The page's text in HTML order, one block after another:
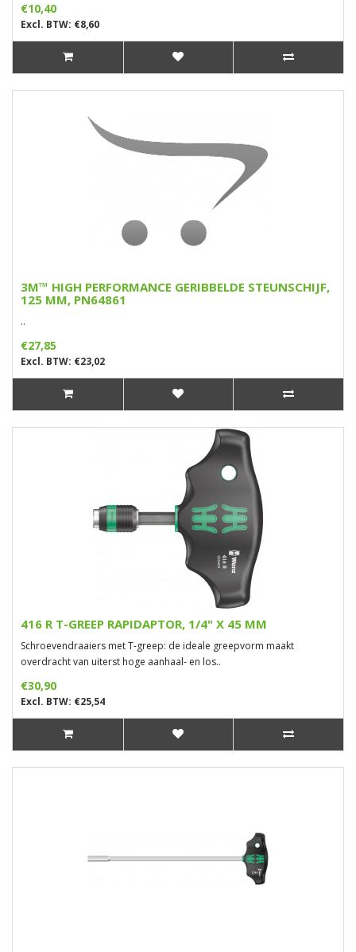
€10,40
Excl. BTW: €8,60
3M™ HIGH PERFORMANCE GERIBBELDE STEUNSCHIJF,
125 MM, PN64861
..
€27,85
Excl. BTW: €23,02
416 R T-GREEP RAPIDAPTOR, 1/4" X 45 MM
Schroevendraaiers met T-greep: de ideale greepvorm maakt
overdracht van uiterst hoge aanhaal- en los..
€30,90
Excl. BTW: €25,54